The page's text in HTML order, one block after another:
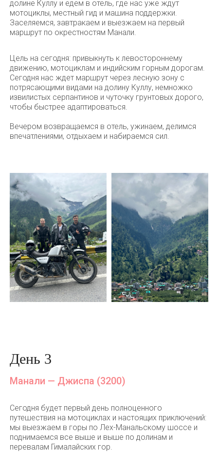
долине Куллу и едем в отель, где нас уже ждут
мотоциклы, местный гид и машина поддержки.
Заселяемся, завтракаем и выезжаем на первый
маршрут по окрестностям Манали.
Цель на сегодня: привыкнуть к левостороннему
движению, мотоциклам и индийским горным дорогам.
Сегодня нас ждет маршрут через лесную зону с
потрясающими видами на долину Куллу, немножко
извилистых серпантинов и чуточку грунтовых дорого,
чтобы быстрее адаптироваться.
Вечером возвращаемся в отель, ужинаем, делимся
впечатлениями, отдыхаем и набираемся сил.
День 3
Манали — Джиспа (3200)
Сегодня будет первый день полноценного
путешествия на мотоциклах и настоящих приключений:
мы выезжаем в горы по Лех-Манальскому шоссе и
поднимаемся все выше и выше по долинам и
перевалам Гималайских гор.